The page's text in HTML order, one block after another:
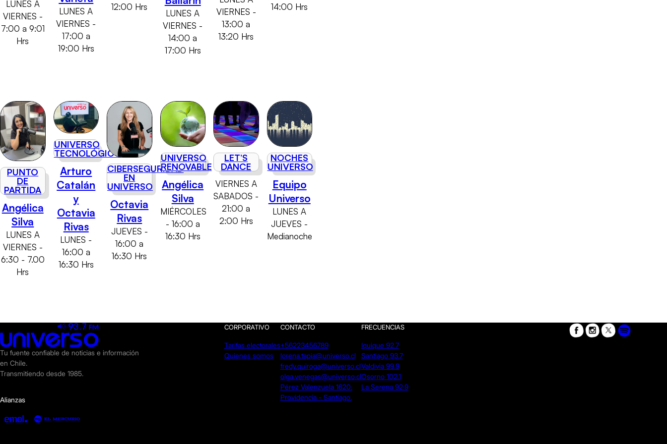
LUNES A
VIERNES -
7:00 a 9:01
Hrs
LUNES A
VIERNES -
17:00 a
19:00 Hrs
12:00 Hrs
LUNES A
VIERNES -
14:00 a
17:00 Hrs
VIERNES -
13:00 a
13:20 Hrs
14:00 Hrs
PUNTO
DE
PARTIDA
Angélica
Silva
LUNES A
VIERNES -
6:30 - 7.00
Hrs
UNIVERSO
TECNOLÓGICO
Arturo
Catalán
y
Octavia
Rivas
LUNES -
16:00 a
16:30 Hrs
CIBERSEGURIDAD
EN
UNIVERSO
Octavia
Rivas
JUEVES -
16:00 a
16:30 Hrs
UNIVERSO
RENOVABLE
Angélica
Silva
MIÉRCOLES
- 16:00 a
16:30 Hrs
LET’S
DANCE
VIERNES A
SABADOS -
21:00 a
2:00 Hrs
NOCHES
UNIVERSO
Equipo
Universo
LUNES A
JUEVES -
Medianoche
Tu fuente confiable de noticias e información
en Chile.
Transmitiendo desde 1985.
Alianzas
CORPORATIVO
Tarifas electorales
Quienes somos
CONTACTO
+56223456789
lorena.tapia@universo.cl
fredy.quiroga@universo.cl
olga.venegas@universo.cl
Pérez Valenzuela 1620.
Providencia - Santiago.
FRECUENCIAS
Iquique 92.7
Santiago 93.7
Valdivia 99.9
Osorno 102.1
La Serena 92.9